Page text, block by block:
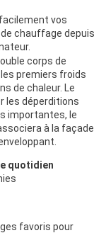
vos
chauffage depuis
corps de
premiers froids
de chaleur. Le
les déperditions
importantes, le
à la façade
quotidien
favoris pour